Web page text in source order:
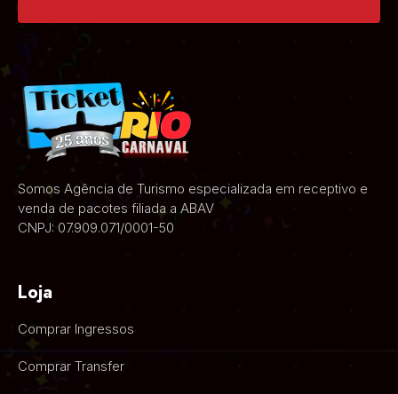
Somos Agência de Turismo especializada em receptivo e
venda de pacotes filiada a ABAV
CNPJ: 07.909.071/0001-50
Loja
Comprar Ingressos
Comprar Transfer